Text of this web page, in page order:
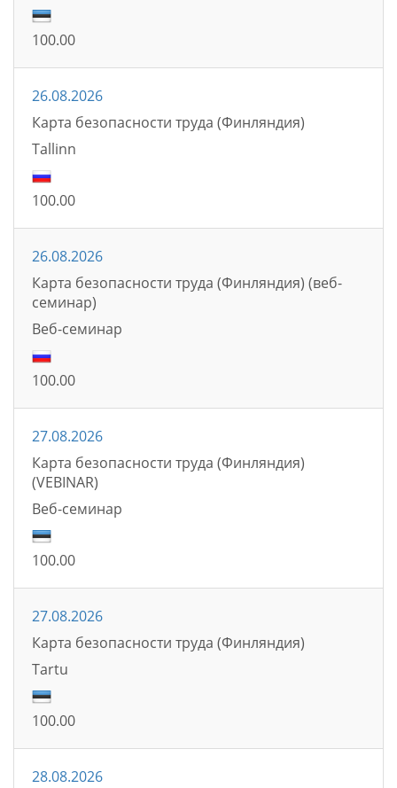
100.00
26.08.2026
Карта безопасности труда (Финляндия)
Tallinn
100.00
26.08.2026
Карта безопасности труда (Финляндия) (веб-
семинар)
Bеб-семинаp
100.00
27.08.2026
Карта безопасности труда (Финляндия)
(VEBINAR)
Bеб-семинаp
100.00
27.08.2026
Карта безопасности труда (Финляндия)
Tartu
100.00
28.08.2026